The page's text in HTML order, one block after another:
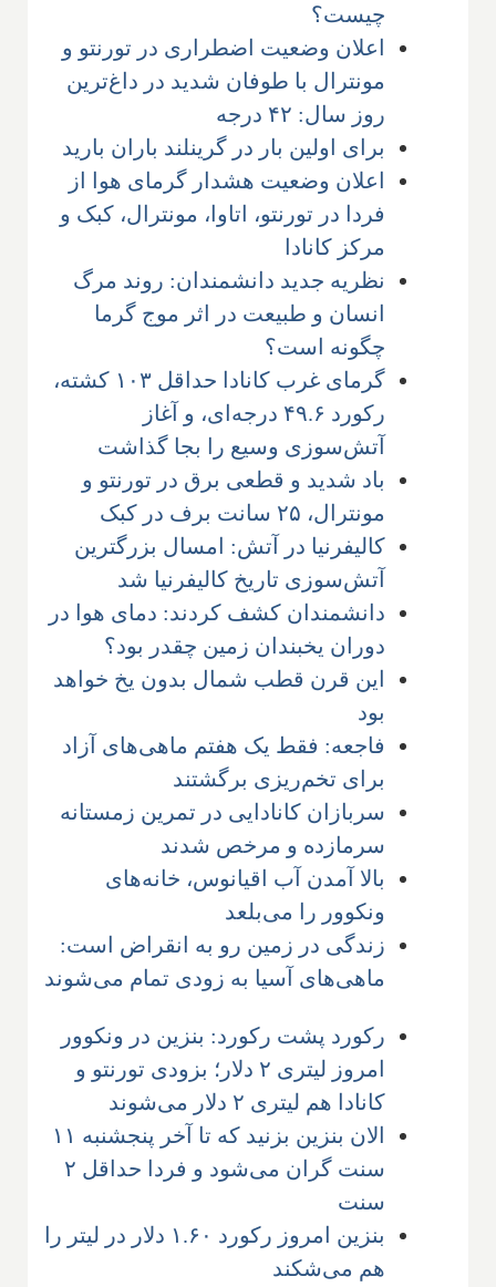
چیست؟
اعلان وضعیت اضطراری در تورنتو و
مونترال با طوفان شدید در داغ‌ترین
روز سال: ۴۲ درجه
برای اولین بار در گرینلند باران بارید
اعلان وضعیت هشدار گرمای هوا از
فردا در تورنتو، اتاوا، مونترال، کبک و
مرکز کانادا
نظریه جدید دانشمندان: روند مرگ
انسان و طبیعت در اثر موج گرما
چگونه است؟
گرمای غرب کانادا حداقل ۱۰۳ کشته،
رکورد ۴۹.۶ درجه‌ای، و آغاز
آتش‌سوزی وسیع را بجا گذاشت
باد شدید و قطعی برق در تورنتو و
مونترال، ۲۵ سانت برف در کبک
کالیفرنیا در آتش: امسال بزرگترین
آتش‌سوزی تاریخ کالیفرنیا شد
دانشمندان کشف کردند: دمای هوا در
دوران یخبندان زمین چقدر بود؟
این قرن قطب شمال بدون یخ خواهد
بود
فاجعه: فقط یک هفتم ماهی‌های آزاد
برای تخم‌ریزی برگشتند
سربازان کانادایی در تمرین زمستانه
سرمازده و مرخص شدند
بالا آمدن آب اقیانوس، خانه‌های
ونکوور را می‌بلعد
زندگی در زمین رو به انقراض است:
ماهی‌های آسیا به زودی تمام می‌شوند
رکورد پشت رکورد: بنزین در ونکوور
امروز لیتری ۲ دلار؛ بزودی تورنتو و
کانادا هم لیتری ۲ دلار می‌شوند
الان بنزین بزنید که تا آخر پنجشنبه ۱۱
سنت گران می‌شود و فردا حداقل ۲
سنت
بنزین امروز رکورد ۱.۶۰ دلار در لیتر را
هم می‌شکند